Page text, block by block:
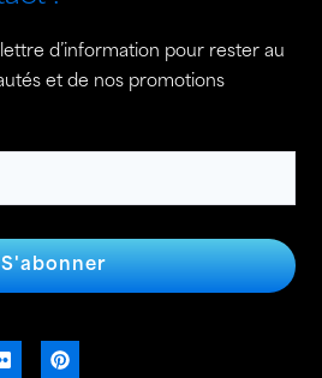
d’information pour rester au
et de nos promotions
S'abonner